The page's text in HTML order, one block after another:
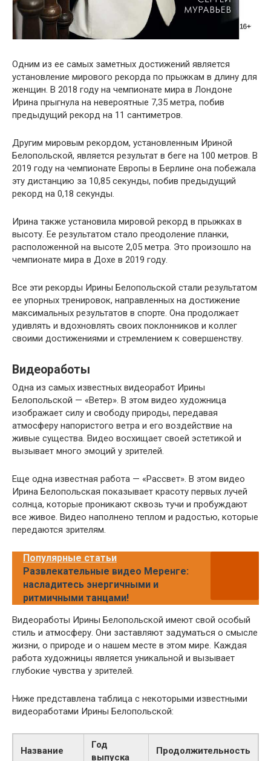
Одним из ее самых заметных достижений является
установление мирового рекорда по прыжкам в длину для
женщин. В 2018 году на чемпионате мира в Лондоне
Ирина прыгнула на невероятные 7,35 метра, побив
предыдущий рекорд на 11 сантиметров.
Другим мировым рекордом, установленным Ириной
Белопольской, является результат в беге на 100 метров. В
2019 году на чемпионате Европы в Берлине она побежала
эту дистанцию за 10,85 секунды, побив предыдущий
рекорд на 0,18 секунды.
Ирина также установила мировой рекорд в прыжках в
высоту. Ее результатом стало преодоление планки,
расположенной на высоте 2,05 метра. Это произошло на
чемпионате мира в Дохе в 2019 году.
Все эти рекорды Ирины Белопольской стали результатом
ее упорных тренировок, направленных на достижение
максимальных результатов в спорте. Она продолжает
удивлять и вдохновлять своих поклонников и коллег
своими достижениями и стремлением к совершенству.
Видеоработы
Одна из самых известных видеоработ Ирины
Белопольской — «Ветер». В этом видео художница
изображает силу и свободу природы, передавая
атмосферу напористого ветра и его воздействие на
живые существа. Видео восхищает своей эстетикой и
вызывает много эмоций у зрителей.
Еще одна известная работа — «Рассвет». В этом видео
Ирина Белопольская показывает красоту первых лучей
солнца, которые проникают сквозь тучи и пробуждают
все живое. Видео наполнено теплом и радостью, которые
передаются зрителям.
Популярные статьи
Развлекательные видео Меренге:
насладитесь энергичными и
ритмичными танцами!
Видеоработы Ирины Белопольской имеют свой особый
стиль и атмосферу. Они заставляют задуматься о смысле
жизни, о природе и о нашем месте в этом мире. Каждая
работа художницы является уникальной и вызывает
глубокие чувства у зрителей.
Ниже представлена таблица с некоторыми известными
видеоработами Ирины Белопольской:
Название
Год
выпуска
Продолжительность